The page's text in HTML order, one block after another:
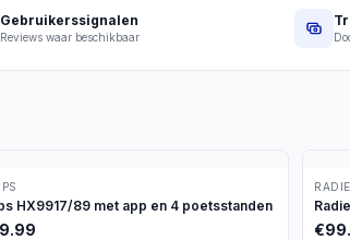
Gebruikerssignalen
Reviews waar beschikbaar
HX9917/89 met app en 4 poetsstanden
€